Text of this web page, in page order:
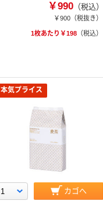
￥990（税込）
￥900（税抜き）
1枚あたり￥198（税込）
本気プライス
カゴへ